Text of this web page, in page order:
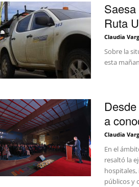
Ruta
Claudia
Sobre la
esta
a
Claudia
En el
resaltó la
públicos y